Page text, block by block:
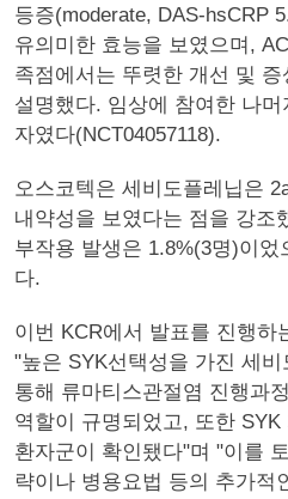
등증(moderate, DAS-hsCRP
유의미한 효능을 보였으며,
족점에서는 뚜렷한 개선 및
설명했다. 임상에 참여한 나
자였다(NCT04057118).
오스코텍은 세비도플레닙은
내약성을 보였다는 점을 강조
부작용 발생은 1.8%(3명)이
다.
이번 KCR에서 발표를 진행하
"높은 SYK선택성을 가진 세
통해 류마티스관절염 진행과
역할이 규명되었고, 또한
환자군이 확인됐다"며 "이를
략이나 병용요법 등의 추가적